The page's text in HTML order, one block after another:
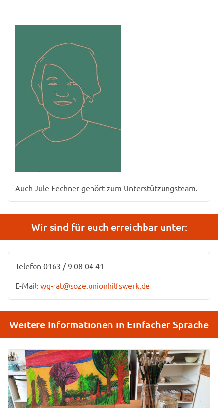
Auch Jule Fechner gehört zum Unterstützungsteam.
Wir sind für euch erreichbar unter:
Telefon 0163 / 9 08 04 41
E-Mail: wg-rat@soze.unionhilfswerk.de
Weitere Informationen in Einfacher Sprache